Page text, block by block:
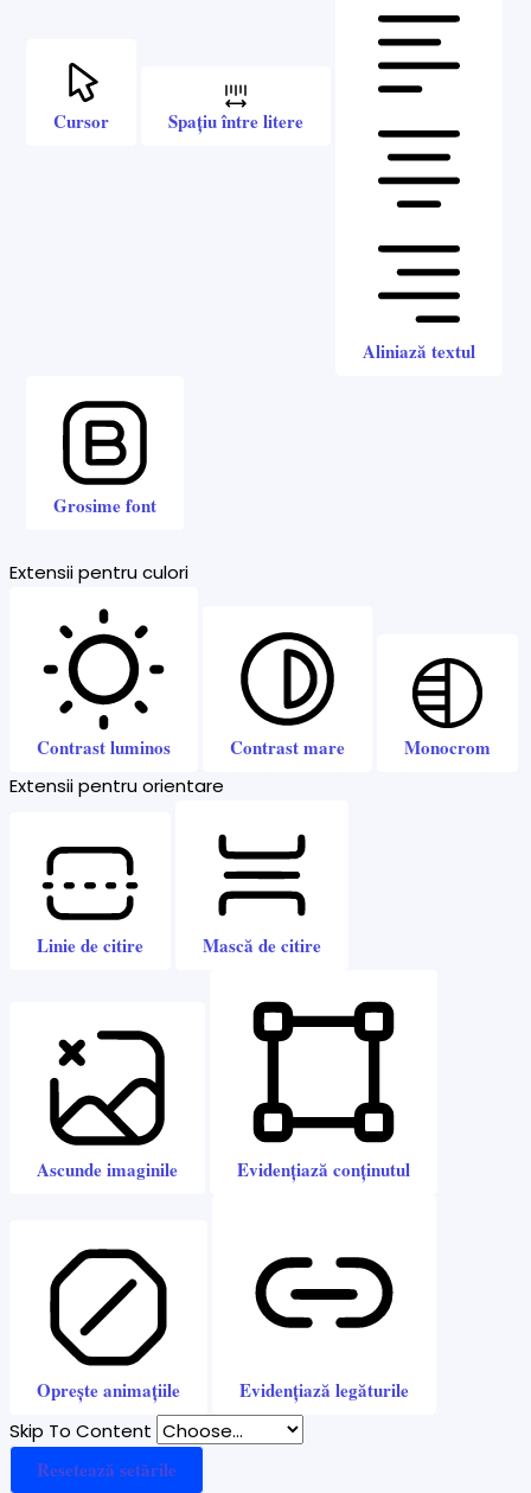
Cursor Spațiu între litere
Aliniază textul
Grosime font
Extensii pentru culori
Contrast luminos Contrast mare Monocrom
Extensii pentru orientare
Linie de citire Mască de citire
Ascunde imaginile Evidențiază conținutul
Oprește animațiile Evidențiază legăturile
Skip To Content
Resetează setările